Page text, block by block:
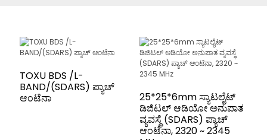
TOXU BDS /L-
BAND/(SDARS) ಪ್ಯಾಚ್
ಆಂಟೆನಾ
25*25*6mm ಸ್ಯಾಟಲೈಟ್
ಡಿಜಿಟಲ್ ಆಡಿಯೋ ಅನುಪಾತ
ವ್ಯವಸ್ಥೆ (SDARS) ಪ್ಯಾಚ್
ಆಂಟೆನಾ, 2320 ~ 2345